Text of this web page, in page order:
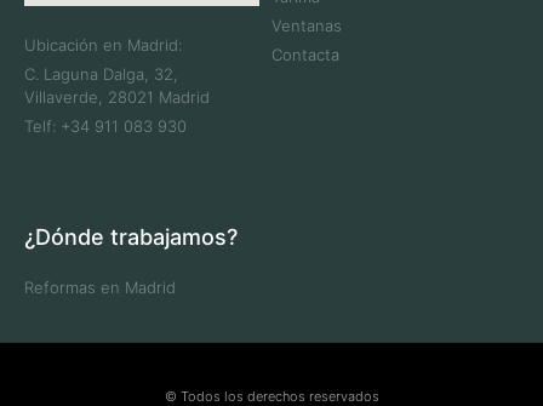
Ubicación en Madrid:
C. Laguna Dalga, 32,
Villaverde, 28021 Madrid
Telf: +34 911 083 930
Ventanas
Contacta
¿Dónde trabajamos?
Reformas en Madrid
© Todos los derechos reservados